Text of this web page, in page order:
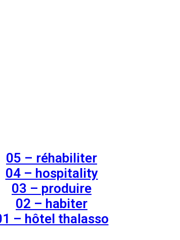
05 – réhabiliter
04 – hospitality
03 – produire
02 – habiter
– hôtel thalasso